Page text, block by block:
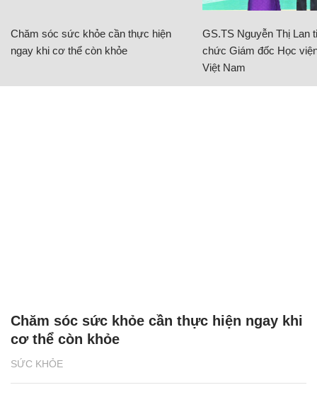
Chăm sóc sức khỏe cần thực hiện
ngay khi cơ thể còn khỏe
GS.TS Nguyễn Thị Lan
chức Giám đốc Học
Việt Nam
SỨC KHỎE
Chăm sóc sức khỏe cần thực hiện ngay khi
cơ thể còn khỏe